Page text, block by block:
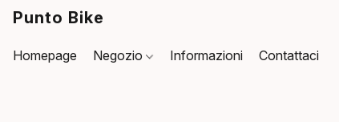
Punto Bike
Homepage Negozio Informazioni Contattaci